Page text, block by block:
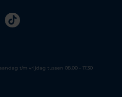
Tiktok
t/m vrijdag tussen 08.00 - 17.30